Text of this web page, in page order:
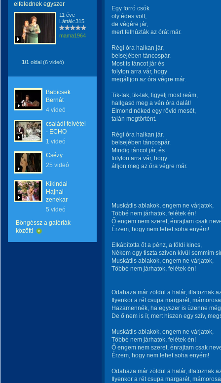
elfelednek egyszer
11 éve
Látták:315
mama1964
1/1 oldal (6 videó)
Babicsek
Bernát
4 videó
családi felvétel
- ECHO
1 videó
Csézy
25 videó
Kikindai
Hajnal
zenekar
5 videó
Böngéssz a galériák
között!
Egy forró csók
oly édes volt,
de végére jár,
mert felhúzták az órát már.
Régi óra halkan jár,
belsejében táncospár.
Most is táncot jár és
folyton arra vár, hogy
megálljon az óra végre már.
Tik-tak, tik-tak, figyelj most reám,
hallgasd meg a vén óra dalát!
Elmond néked egy rövid mesét,
talán megtörtént.
Régi óra halkan jár,
belsejében táncospár.
Mindig táncot jár, és
folyton arra vár, hogy
álljon meg az óra végre már.
Muskátlis ablakok, engem ne várjatok,
Többé nem járhatok, felétek én!
Ő engem nem szeret, énrajtam csak
Érzem, hogy nem lehet soha enyém!
Elkábította őt a pénz, a földi kincs,
Nékem egy tiszta szíven kívül semmim
Muskátlis ablakok, engem ne várjatok,
Többé nem járhatok, felétek én!
Odahaza már zöldül a határ, illatoznak
Ilyenkor a rét csupa margarét,
Hazamennék, ha egyszer is üzenne
De ő nem is ír, mert hiszen egy szív,
Muskátlis ablakok, engem ne várjatok,
Többé nem járhatok, felétek én!
Ő engem nem szeret, énrajtam csak
Érzem, hogy nem lehet soha enyém!
Odahaza már zöldül a határ, illatoznak
Ilyenkor a rét csupa margarét,